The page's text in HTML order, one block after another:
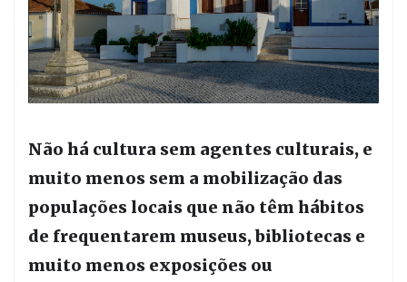
Não há cultura sem agentes culturais, e
muito menos sem a mobilização das
populações locais que não têm hábitos
de frequentarem museus, bibliotecas e
muito menos exposições ou